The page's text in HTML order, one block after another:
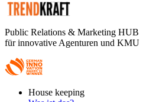
Public Relations & Marketing HUB
für innovative Agenturen und KMU
FooterHouse keeping